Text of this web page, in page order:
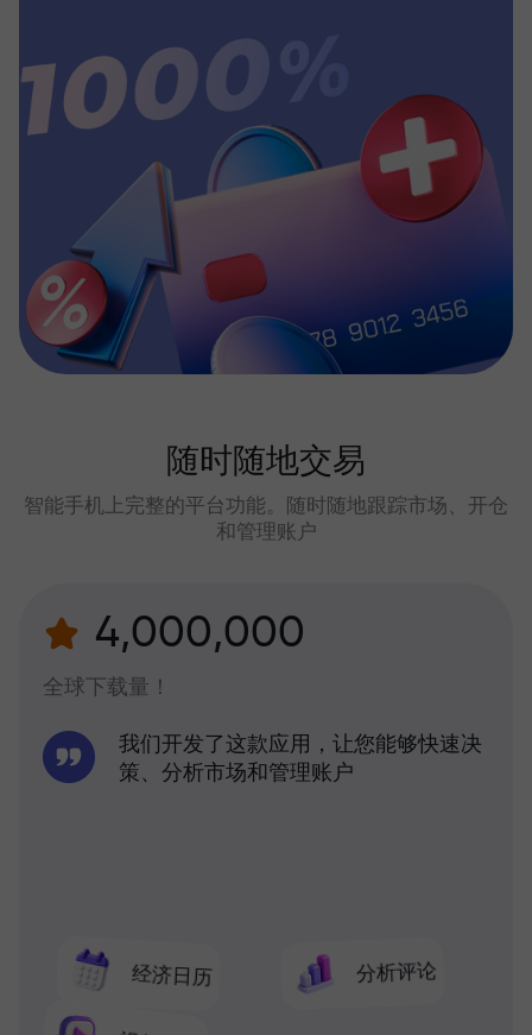
随时随地交易
智能手机上完整的平台功能。随时随地跟踪市场、开仓
和管理账户
4,000,000
全球下载量！
经济日历 分析评论
我们开发了这款应用，让您能够快速决
策、分析市场和管理账户